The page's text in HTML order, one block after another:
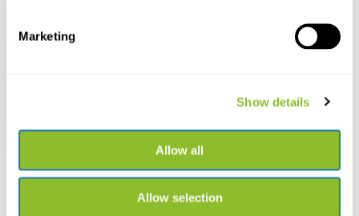
Marketing
Show details
Allow all
Allow selection
€ 50,77